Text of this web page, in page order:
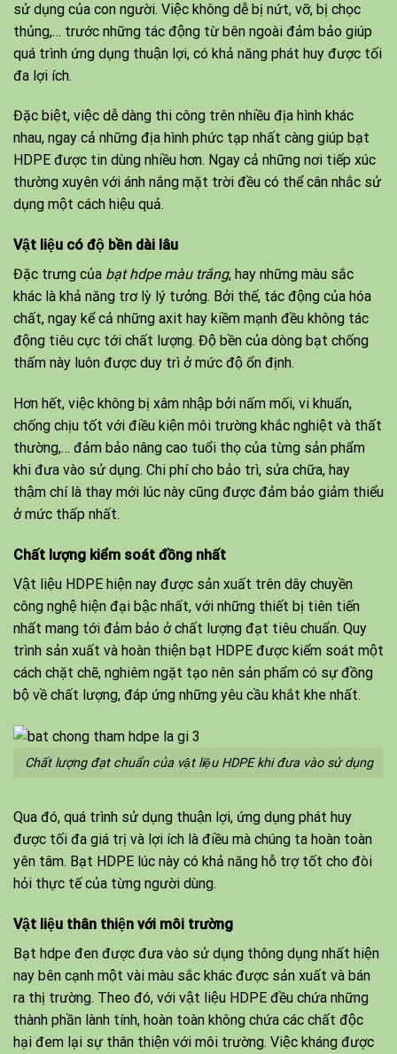
sử dụng của con người. Việc không dễ bị nứt, vỡ, bị chọc
thủng,… trước những tác động từ bên ngoài đảm bảo giúp
quá trình ứng dụng thuận lợi, có khả năng phát huy được tối
đa lợi ích.
Đặc biệt, việc dễ dàng thi công trên nhiều địa hình khác
nhau, ngay cả những địa hình phức tạp nhất càng giúp bạt
HDPE được tin dùng nhiều hơn. Ngay cả những nơi tiếp xúc
thường xuyên với ánh nắng mặt trời đều có thể cân nhắc sử
dụng một cách hiệu quả.
Vật liệu có độ bền dài lâu
Đặc trưng của bạt hdpe màu trắng, hay những màu sắc
khác là khả năng trơ lỳ lý tưởng. Bởi thế, tác động của hóa
chất, ngay kể cả những axit hay kiềm mạnh đều không tác
động tiêu cực tới chất lượng. Độ bền của dòng bạt chống
thấm này luôn được duy trì ở mức độ ổn định.
Hơn hết, việc không bị xâm nhập bởi nấm mối, vi khuẩn,
chống chịu tốt với điều kiện môi trường khắc nghiệt và thất
thường,… đảm bảo nâng cao tuổi thọ của từng sản phẩm
khi đưa vào sử dụng. Chi phí cho bảo trì, sửa chữa, hay
thậm chí là thay mới lúc này cũng được đảm bảo giảm thiểu
ở mức thấp nhất.
Chất lượng kiểm soát đồng nhất
Vật liệu HDPE hiện nay được sản xuất trên dây chuyền
công nghệ hiện đại bậc nhất, với những thiết bị tiên tiến
nhất mang tới đảm bảo ở chất lượng đạt tiêu chuẩn. Quy
trình sản xuất và hoàn thiện bạt HDPE được kiểm soát một
cách chặt chẽ, nghiêm ngặt tạo nên sản phẩm có sự đồng
bộ về chất lượng, đáp ứng những yêu cầu khắt khe nhất.
Chất lượng đạt chuẩn của vật liệu HDPE khi đưa vào sử dụng
Qua đó, quá trình sử dụng thuận lợi, ứng dụng phát huy
được tối đa giá trị và lợi ích là điều mà chúng ta hoàn toàn
yên tâm. Bạt HDPE lúc này có khả năng hỗ trợ tốt cho đòi
hỏi thực tế của từng người dùng.
Vật liệu thân thiện với môi trường
Bạt hdpe đen được đưa vào sử dụng thông dụng nhất hiện
nay bên cạnh một vài màu sắc khác được sản xuất và bán
ra thị trường. Theo đó, với vật liệu HDPE đều chứa những
thành phần lành tính, hoàn toàn không chứa các chất độc
hại đem lại sự thân thiện với môi trường. Việc kháng được